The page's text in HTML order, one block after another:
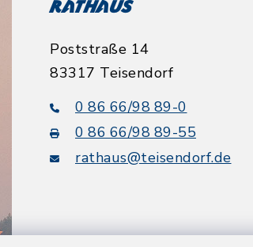
Rathaus
Poststraße 14
83317 Teisendorf
0 86 66/98 89-0
0 86 66/98 89-55
rathaus@teisendorf.de